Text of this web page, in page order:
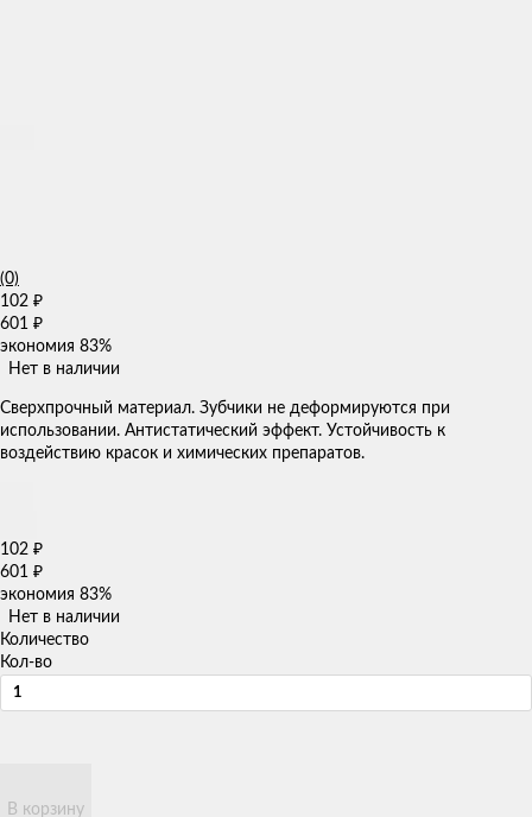
(0)
102 ₽
601 ₽
экономия 83%
Нет в наличии
Сверхпрочный материал. Зубчики не деформируются при
использовании. Антистатический эффект. Устойчивость к
воздействию красок и химических препаратов.
102 ₽
601 ₽
экономия 83%
Нет в наличии
Количество
Кол-во
В корзину